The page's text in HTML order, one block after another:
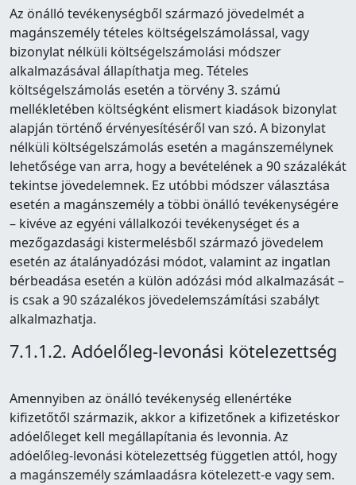
Az önálló tevékenységből származó jövedelmét a
magánszemély tételes költségelszámolással, vagy
bizonylat nélküli költségelszámolási módszer
alkalmazásával állapíthatja meg. Tételes
költségelszámolás esetén a törvény 3. számú
mellékletében költségként elismert kiadások bizonylat
alapján történő érvényesítéséről van szó. A bizonylat
nélküli költségelszámolás esetén a magánszemélynek
lehetősége van arra, hogy a bevételének a 90 százalékát
tekintse jövedelemnek. Ez utóbbi módszer választása
esetén a magánszemély a többi önálló tevékenységére
– kivéve az egyéni vállalkozói tevékenységet és a
mezőgazdasági kistermelésből származó jövedelem
esetén az átalányadózási módot, valamint az ingatlan
bérbeadása esetén a külön adózási mód alkalmazását –
is csak a 90 százalékos jövedelemszámítási szabályt
alkalmazhatja.
7.1.1.2. Adóelőleg-levonási kötelezettség
Amennyiben az önálló tevékenység ellenértéke
kifizetőtől származik, akkor a kifizetőnek a kifizetéskor
adóelőleget kell megállapítania és levonnia. Az
adóelőleg-levonási kötelezettség független attól, hogy
a magánszemély számlaadásra kötelezett-e vagy sem.